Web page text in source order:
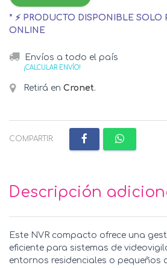
* ⚡ PRODUCTO DISPONIBLE SOLO
ONLINE
Envíos a todo el país
¡CALCULAR ENVÍO!
Retirá en Cronet.
COMPARTIR:
Descripción
Este NVR compacto ofrece una
eficiente para sistemas de
entornos residenciales o pequeños